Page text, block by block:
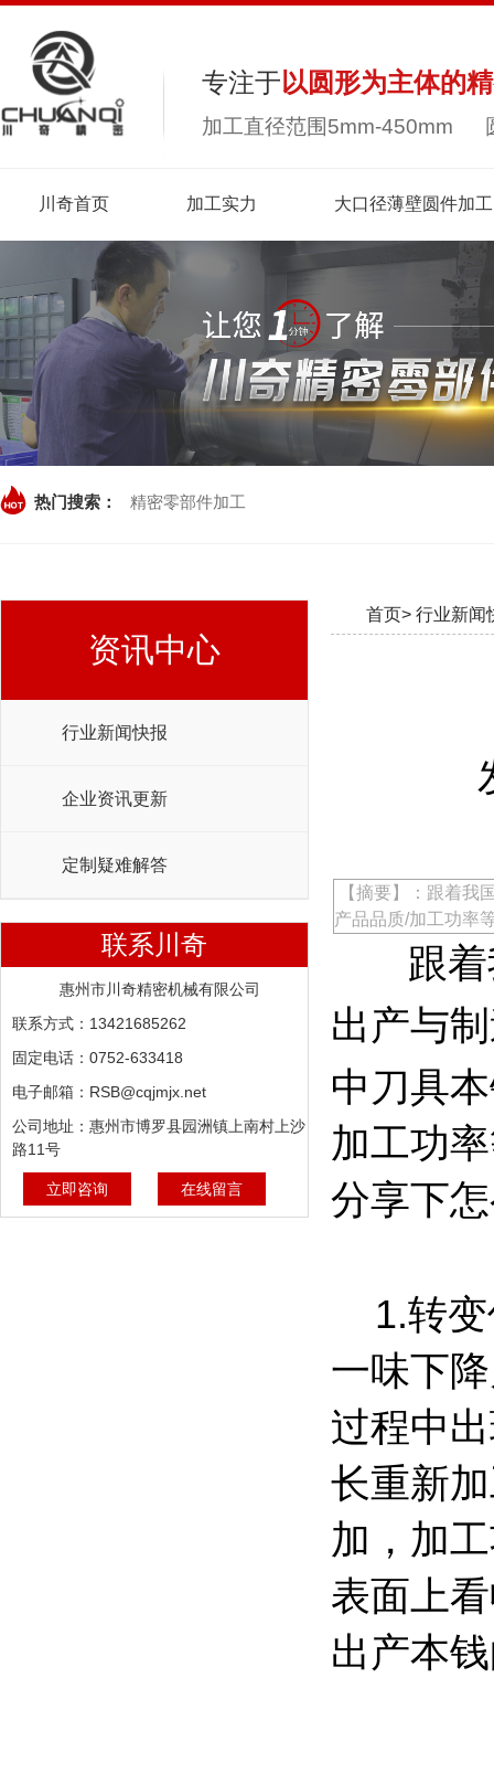
专注于 以圆形为主体的
加工直径范围5mm-450mm
川奇首页 加工实力 大口径薄壁圆件加工
热门搜索： 精密零部件加工
资讯中心
行业新闻快报
企业资讯更新
定制疑难解答
联系川奇
惠州市川奇精密机械有限公司
联系方式：13421685262
固定电话：0752-633418
电子邮箱：RSB@cqjmjx.net
公司地址：惠州市博罗县园洲镇上南村上沙
路11号
立即咨询 在线留言
首页> 行业新闻
【摘要】：跟着
产品品质/加工功率
跟着
出产与
中刀具
加工功
分享下
1.转变
一味下
过程中
长重新
加，加
表面上
出产本